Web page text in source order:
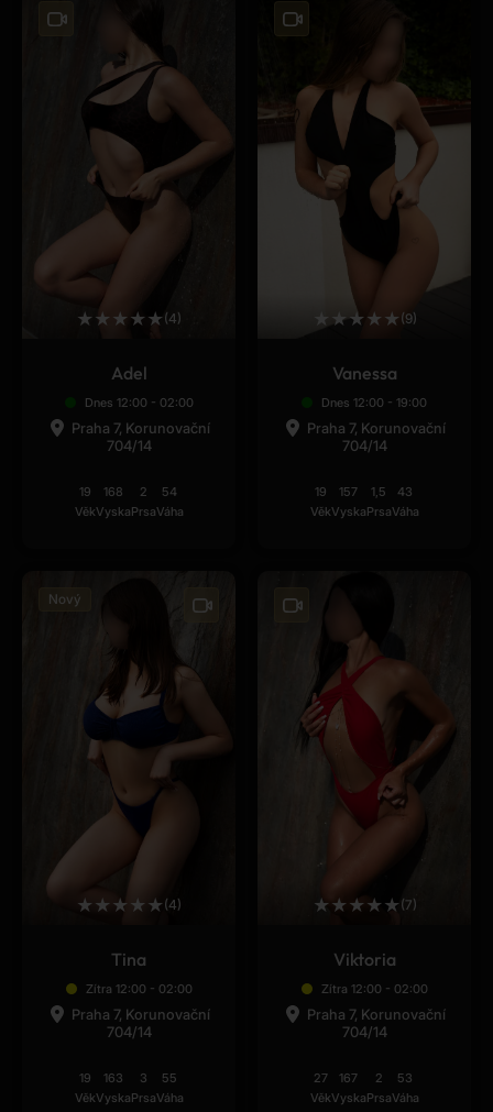
★ ★ ★ ★ ★(4)
Adel
Dnes 12:00 - 02:00
Praha 7, Korunovační
704/14
19
Věk
168
Vyska
2
Prsa
54
Váha
★ ★★ ★ ★ (9)
Vanessa
Dnes 12:00 - 19:00
Praha 7, Korunovační
704/14
19
Věk
157
Vyska
1,5
Prsa
43
Váha
Nový
★ ★ ★ ★ ★ (4)
Tina
Zítra 12:00 - 02:00
Praha 7, Korunovační
704/14
19
Věk
163
Vyska
3
Prsa
55
Váha
★ ★ ★ ★ ★(7)
Viktoria
Zítra 12:00 - 02:00
Praha 7, Korunovační
704/14
27
Věk
167
Vyska
2
Prsa
53
Váha